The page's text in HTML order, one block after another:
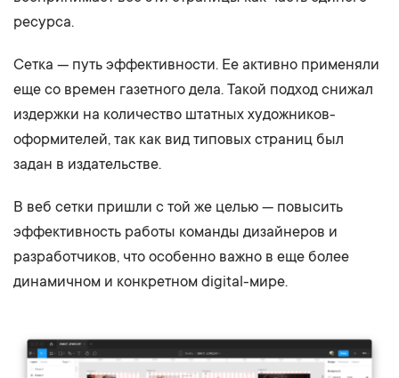
ресурса.
Сетка — путь эффективности. Ее активно применяли
еще со времен газетного дела. Такой подход снижал
издержки на количество штатных художников-
оформителей, так как вид типовых страниц был
задан в издательстве.
В веб сетки пришли с той же целью — повысить
эффективность работы команды дизайнеров и
разработчиков, что особенно важно в еще более
динамичном и конкретном digital-мире.